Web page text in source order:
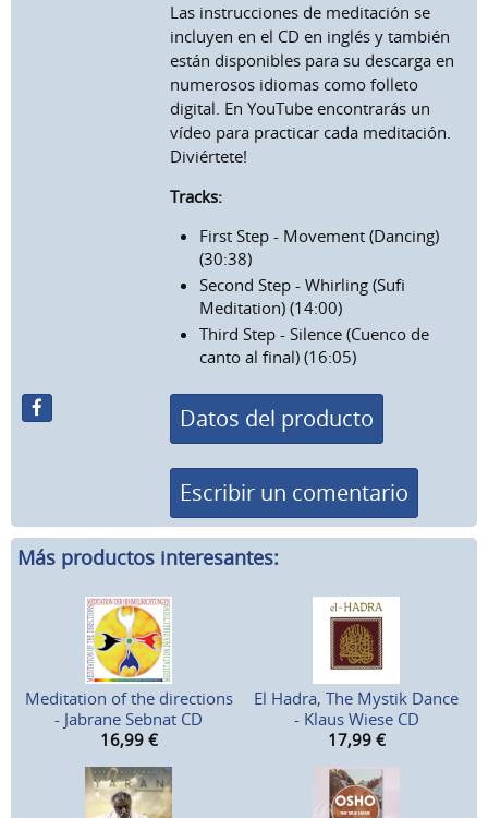
Las instrucciones de meditación se
incluyen en el CD en inglés y también
están disponibles para su descarga en
numerosos idiomas como folleto
digital. En YouTube encontrarás un
vídeo para practicar cada meditación.
Diviértete!
Tracks:
First Step - Movement (Dancing)
(30:38)
Second Step - Whirling (Sufi
Meditation) (14:00)
Third Step - Silence (Cuenco de
canto al final) (16:05)
Datos del producto
Escribir un comentario
Más productos interesantes:
Meditation of the directions
- Jabrane Sebnat CD
16,99 €
El Hadra, The Mystik Dance
- Klaus Wiese CD
17,99 €